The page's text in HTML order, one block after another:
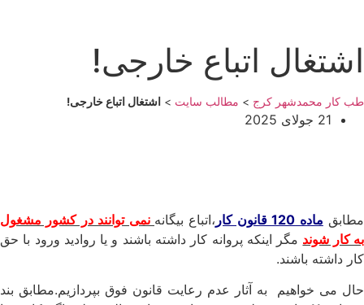
اشتغال اتباع خارجی!
طب کار محمدشهر کرج > مطالب سایت > اشتغال اتباع خارجی!
21 جولای 2025
مطابق ماده 120 قانون کار ،اتباع بیگانه نمی توانند در کشور مشغول
به کار شوند مگر اینکه پروانه کار داشته باشند و یا روادید ورود با حق
کار داشته باشند.
حال می خواهیم به آثار عدم رعایت قانون فوق بپردازیم.مطابق بند